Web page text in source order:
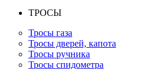
ТРОСЫ
Тросы газа
Тросы дверей, капота
Тросы ручника
Тросы спидометра